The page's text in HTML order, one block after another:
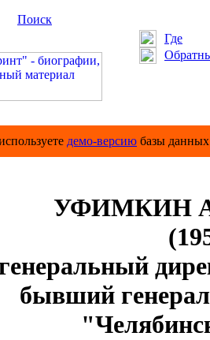
Поиск
Где
демо-версию базы
УФИМКИН
бывший